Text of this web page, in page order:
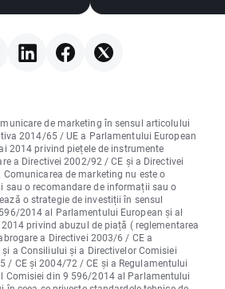
de marketing în sensul articolului
2014/65 / UE a Parlamentului European
2014 privind piețele de instrumente
a Directivei 2002/92 / CE și a Directivei
Comunicarea de marketing nu este o
sau o recomandare de informații sau o
o strategie de investiții în sensul
2014 al Parlamentului European și al
privind abuzul de piață ( reglementarea
a Directivei 2003/6 / CE a
a Consiliului și a Directivelor Comisiei
/ CE și 2004/72 / CE și a Regulamentului
Comisiei din 9 596/2014 al Parlamentului